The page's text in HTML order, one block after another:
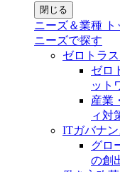
閉じる
ニーズ＆業種 ト
ニーズで探す
ゼロトラ
ゼロ
ット
産業
ィ対
ITガバナ
グロ
の創